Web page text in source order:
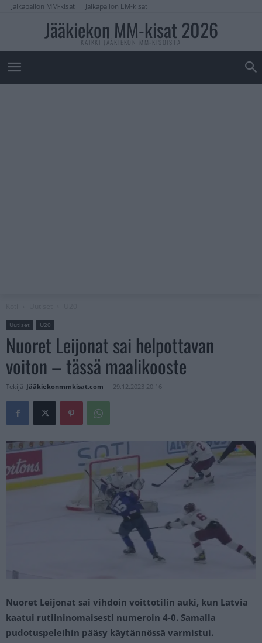
Jalkapallon MM-kisat Jalkapallon EM-kisat
Jääkiekon MM-kisat 2026
KAIKKI JÄÄKIEKON MM-KISOISTA
Uutiset U20
Nuoret Leijonat sai helpottavan
voiton – tässä maalikooste
Tekijä Jääkiekonmmkisat.com - 29.12.2023 20:16
Nuoret Leijonat sai vihdoin voittotilin auki, kun Latvia
kaatui rutiininomaisesti numeroin 4-0. Samalla
pudotuspeleihin pääsy käytännössä varmistui.